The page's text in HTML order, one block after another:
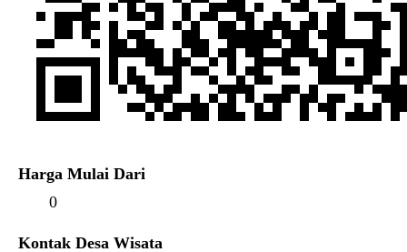
Harga Mulai Dari
0
Kontak Desa Wisata